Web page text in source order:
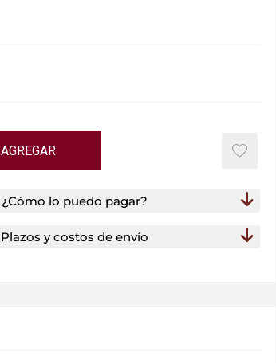
AGREGAR
¿Cómo lo puedo pagar?
Plazos y costos de envío